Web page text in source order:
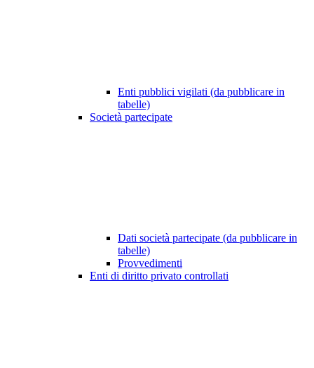
Enti pubblici vigilati (da pubblicare in
tabelle)
Società partecipate
Dati società partecipate (da pubblicare in
tabelle)
Provvedimenti
Enti di diritto privato controllati